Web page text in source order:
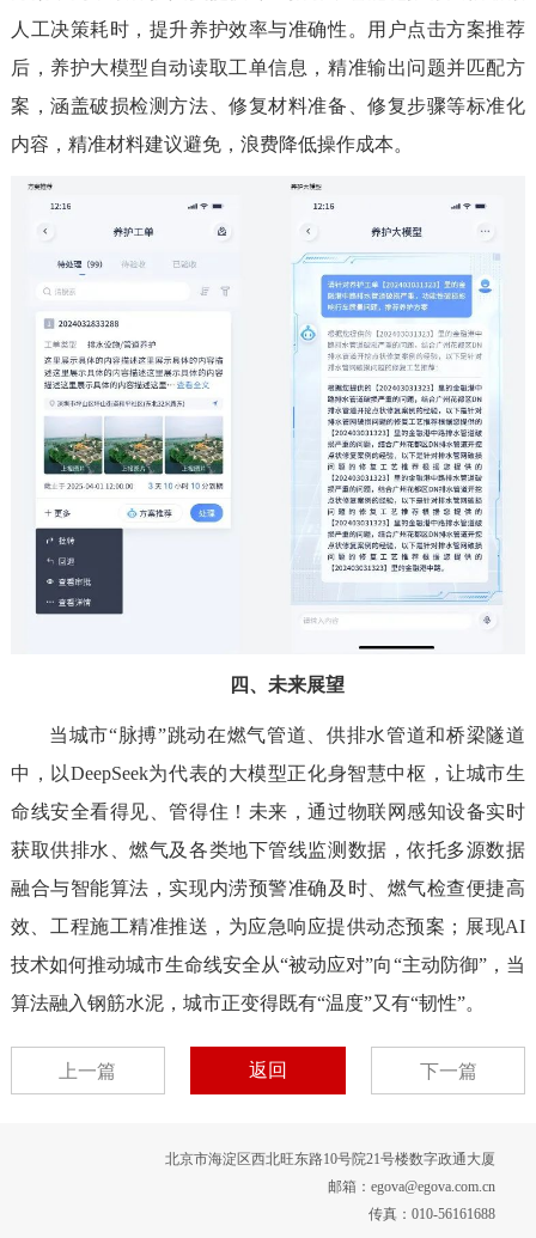
人工决策耗时，提升养护效率与准确性。用户点击方案推荐
后，养护大模型自动读取工单信息，精准输出问题并匹配方
案，涵盖破损检测方法、修复材料准备、修复步骤等标准化
内容，精准材料建议避免，浪费降低操作成本。
四、未来展望
当城市“脉搏”跳动在燃气管道、供排水管道和桥梁隧道
中，以DeepSeek为代表的大模型正化身智慧中枢，让城市生
命线安全看得见、管得住！未来，通过物联网感知设备实时
获取供排水、燃气及各类地下管线监测数据，依托多源数据
融合与智能算法，实现内涝预警准确及时、燃气检查便捷高
效、工程施工精准推送，为应急响应提供动态预案；展现AI
技术如何推动城市生命线安全从“被动应对”向“主动防御”，当
算法融入钢筋水泥，城市正变得既有“温度”又有“韧性”。
上一篇 返回 下一篇
北京市海淀区西北旺东路10号院21号楼数字政通大厦
邮箱：egova@egova.com.cn
传真：010-56161688